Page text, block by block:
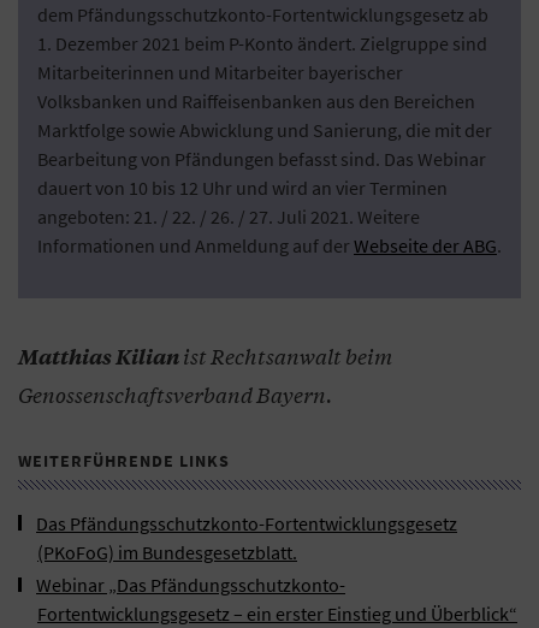
dem Pfändungsschutzkonto-Fortentwicklungsgesetz ab
1. Dezember 2021 beim P-Konto ändert. Zielgruppe sind
Mitarbeiterinnen und Mitarbeiter bayerischer
Volksbanken und Raiffeisenbanken aus den Bereichen
Marktfolge sowie Abwicklung und Sanierung, die mit der
Bearbeitung von Pfändungen befasst sind. Das Webinar
dauert von 10 bis 12 Uhr und wird an vier Terminen
angeboten: 21. / 22. / 26. / 27. Juli 2021. Weitere
Informationen und Anmeldung auf der Webseite der ABG.
Matthias Kilianist Rechtsanwalt beim
Genossenschaftsverband Bayern.
WEITERFÜHRENDE LINKS
Das Pfändungsschutzkonto-Fortentwicklungsgesetz
(PKoFoG) im Bundesgesetzblatt.
Webinar „Das Pfändungsschutzkonto-
Fortentwicklungsgesetz – ein erster Einstieg und Überblick“